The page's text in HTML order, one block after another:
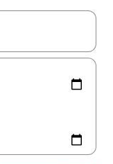
explore-os